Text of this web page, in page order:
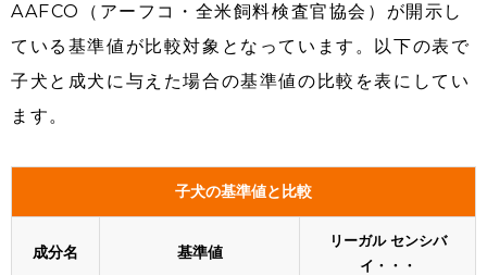
AAFCO（アーフコ・全米飼料検査官協会）が開示し
ている基準値が比較対象となっています。以下の表で
子犬と成犬に与えた場合の基準値の比較を表にしてい
ます。
子犬の基準値と比較
成分名 基準値
リーガル センシバ
イ・・・